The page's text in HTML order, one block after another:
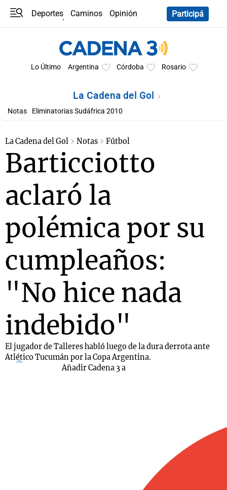
Deportes Caminos
Opinión
Participá
Lo Último Argentina Córdoba Rosario
La Cadena del Gol
Notas Eliminatorias Sudáfrica 2010
La Cadena del Gol Notas Fútbol
Barticciotto
aclaró la
polémica por su
cumpleaños:
"No hice nada
indebido"
El jugador de Talleres habló luego de la dura derrota ante
Atlético Tucumán por la Copa Argentina.
Añadir Cadena 3 a